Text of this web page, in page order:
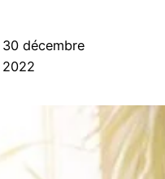
30 décembre
2022